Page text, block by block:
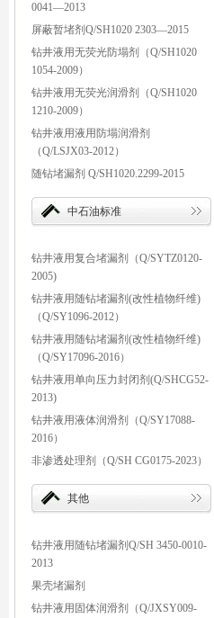
0041—2013
屏蔽暂堵剂Q/SH1020 2303—2015
钻井液用无荧光防塌剂（Q/SH1020
1054-2009）
钻井液用无荧光润滑剂（Q/SH1020
1210-2009）
钻井液用液用防塌润滑剂
（Q/LSJX03-2012）
随钻堵漏剂 Q/SH1020.2299-2015
中石油标准
钻井液用复合堵漏剂（Q/SYTZ0120-
2005)
钻井液用随钻堵漏剂(改性植物纤维)
（Q/SY1096-2012）
钻井液用随钻堵漏剂(改性植物纤维)
（Q/SY17096-2016）
钻井液用单向压力封闭剂(Q/SHCG52-
2013)
钻井液用液体润滑剂（Q/SY17088-
2016）
非渗透处理剂（Q/SH CG0175-2023）
其他
钻井液用随钻堵漏剂Q/SH 3450-0010-
2013
果壳堵漏剂
钻井液用固体润滑剂（Q/JXSY009-